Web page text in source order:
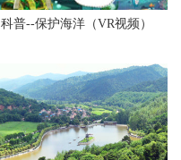
科普--保护海洋（VR视频）